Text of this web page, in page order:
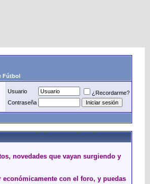
Fútbol
Usuario
¿Recordarme?
Contraseña
novedades que vayan surgiendo y
con el foro, y puedas